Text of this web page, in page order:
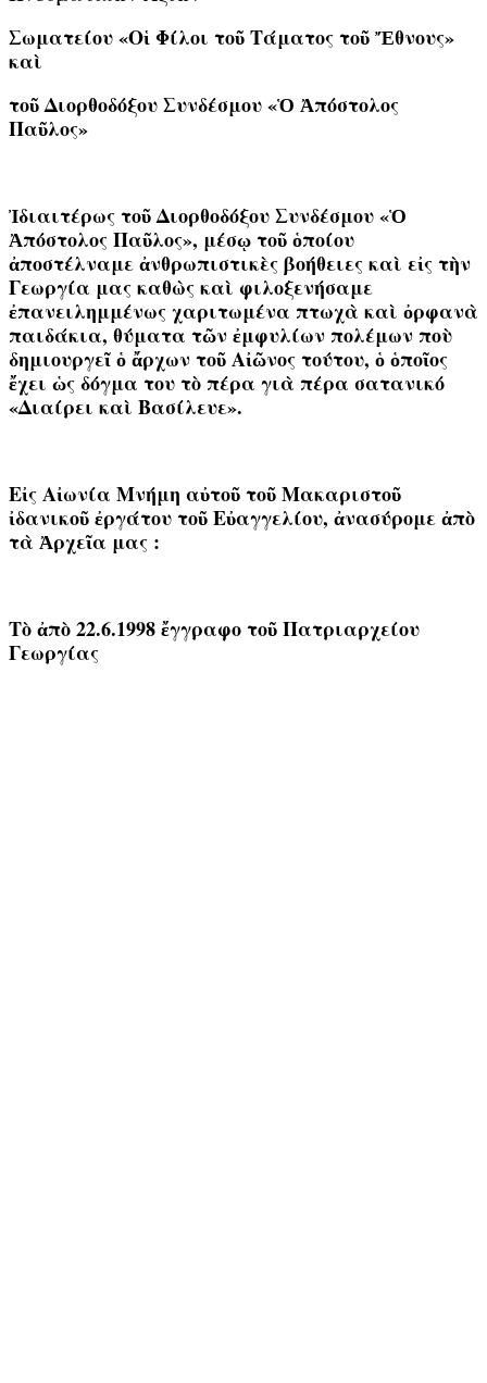
Σωματείου «Οἱ Φίλοι τοῦ Τάματος τοῦ Ἔθνους»
καὶ
τοῦ Διορθοδόξου Συνδέσμου «Ὁ Ἀπόστολος
Παῦλος»
Ἰδιαιτέρως τοῦ Διορθοδόξου Συνδέσμου «Ὁ
Ἀπόστολος Παῦλος», μέσῳ τοῦ ὁποίου
ἀποστέλναμε ἀνθρωπιστικὲς βοήθειες καὶ εἰς τὴν
Γεωργία μας καθὼς καὶ φιλοξενήσαμε
ἐπανειλημμένως χαριτωμένα πτωχὰ καὶ ὀρφανὰ
παιδάκια, θύματα τῶν ἐμφυλίων πολέμων ποὺ
δημιουργεῖ ὁ ἄρχων τοῦ Αἰῶνος τούτου, ὁ ὁποῖος
ἔχει ὡς δόγμα του τὸ πέρα γιὰ πέρα σατανικό
«Διαίρει καὶ Βασίλευε».
Εἰς Αἰωνία Μνήμη αὐτοῦ τοῦ Μακαριστοῦ
ἰδανικοῦ ἐργάτου τοῦ Εὐαγγελίου, ἀνασύρομε ἀπὸ
τὰ Ἀρχεῖα μας :
Τὸ ἀπὸ 22.6.1998 ἔγγραφο τοῦ Πατριαρχείου
Γεωργίας